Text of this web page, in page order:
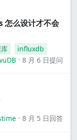
么设计才不会
influxdb
8 月 6 日提问
8 月 5 日回答